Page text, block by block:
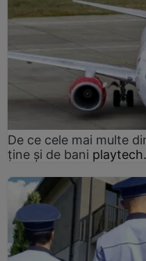
De ce cele mai multe
ține și de bani